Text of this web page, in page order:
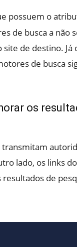
possuem o
de busca a não
site de destino. Já
de busca
os
lado, os links
resultados de